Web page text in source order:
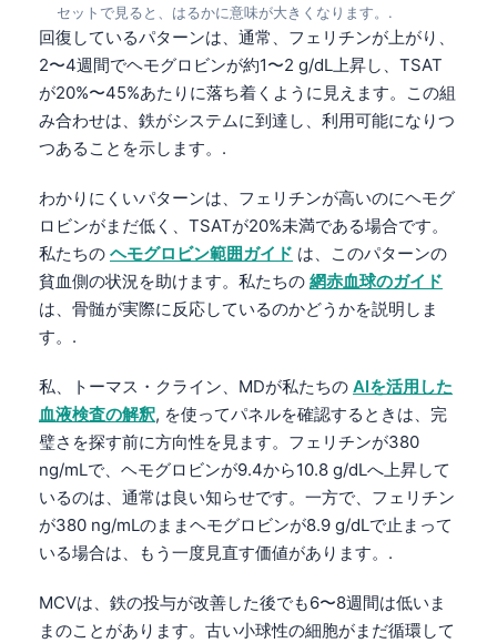
セットで見ると、はるかに意味が大きくなります。.
回復しているパターンは、通常、フェリチンが上がり、
2〜4週間でヘモグロビンが約1〜2 g/dL上昇し、TSAT
が20%〜45%あたりに落ち着くように見えます。この組
み合わせは、鉄がシステムに到達し、利用可能になりつ
つあることを示します。.
わかりにくいパターンは、フェリチンが高いのにヘモグ
ロビンがまだ低く、TSATが20%未満である場合です。
私たちの ヘモグロビン範囲ガイド は、このパターンの
貧血側の状況を助けます。私たちの 網赤血球のガイド
は、骨髄が実際に反応しているのかどうかを説明しま
す。.
私、トーマス・クライン、MDが私たちの AIを活用した
血液検査の解釈, を使ってパネルを確認するときは、完
璧さを探す前に方向性を見ます。フェリチンが380
ng/mLで、ヘモグロビンが9.4から10.8 g/dLへ上昇して
いるのは、通常は良い知らせです。一方で、フェリチン
が380 ng/mLのままヘモグロビンが8.9 g/dLで止まって
いる場合は、もう一度見直す価値があります。.
MCVは、鉄の投与が改善した後でも6〜8週間は低いま
まのことがあります。古い小球性の細胞がまだ循環して